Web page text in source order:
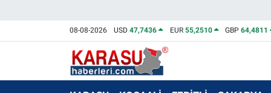
08-08-2026 USD47,7436 EUR 55,2510 GBP64,4811